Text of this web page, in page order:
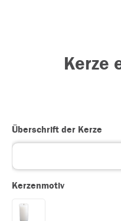
Kerze
Überschrift der Kerze
Kerzenmotiv